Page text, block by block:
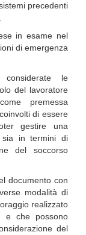
precedenti
in esame nel
di emergenza
le
del lavoratore
premessa
di essere
gestire una
sia in termini di
del soccorso
documento con
modalità di
realizzato
e che possono
del